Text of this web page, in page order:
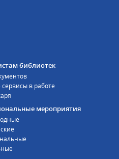
библиотек
в работе
мероприятия